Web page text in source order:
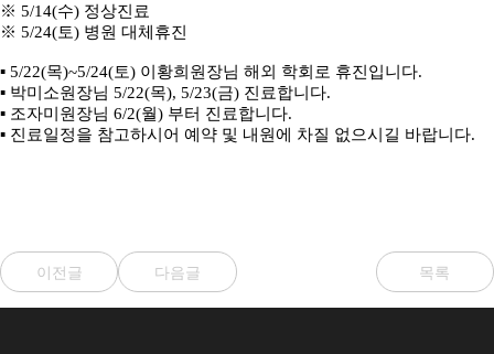
※ 5/14(수) 정상진료
※ 5/24(토) 병원 대체휴진
▪ 5/22(목)~5/24(토) 이황희원장님 해외 학회로 휴진입니다.
▪ 박미소원장님 5/22(목), 5/23(금) 진료합니다.
▪ 조자미원장님 6/2(월) 부터 진료합니다.
▪ 진료일정을 참고하시어 예약 및 내원에 차질 없으시길 바랍니다.
이전글 다음글 목록